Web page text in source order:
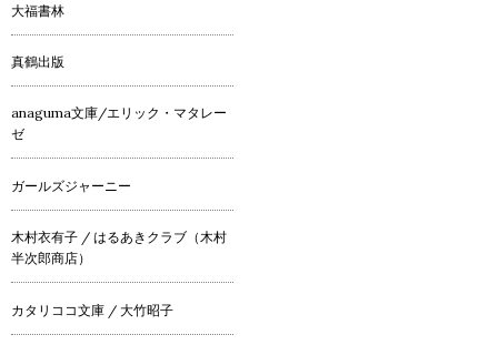
大福書林
真鶴出版
anaguma文庫/エリック・マタレー
ゼ
ガールズジャーニー
木村衣有子 / はるあきクラブ（木村
半次郎商店）
カタリココ文庫 / 大竹昭子